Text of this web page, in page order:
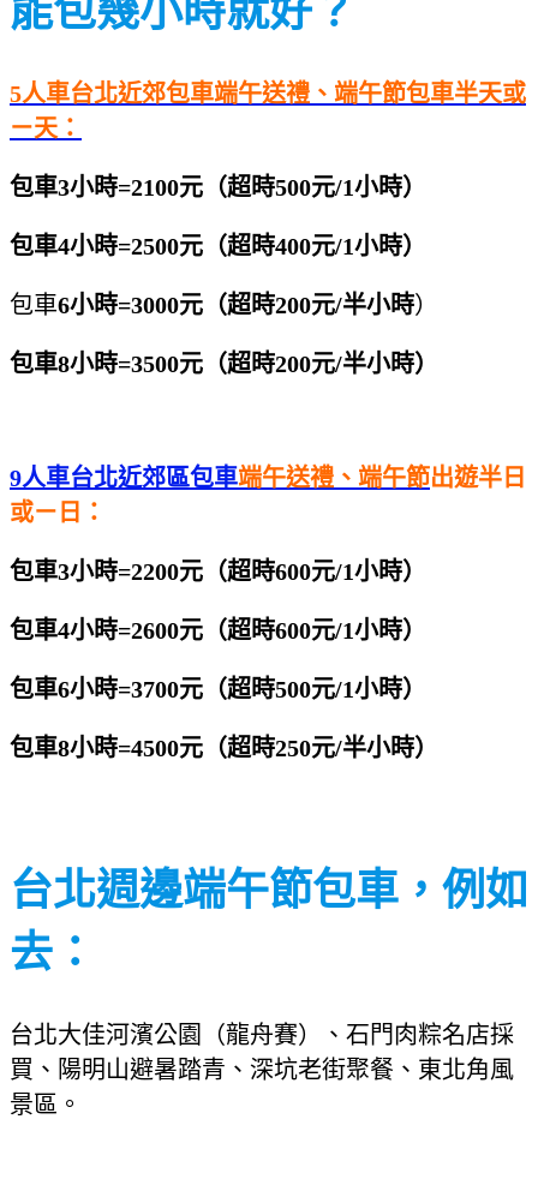
能包幾小時就好？
5人車台北近郊包車端午送禮、端午節包車半天或
ㄧ天：
包車3小時=2100元（超時500元/1小時）
包車4小時=2500元（超時400元/1小時）
包車6小時=3000元（超時200元/半小時）
包車8小時=3500元（超時200元/半小時）
9人車台北近郊區包車端午送禮、端午節出遊半日
或ㄧ日：
包車3小時=2200元（超時600元/1小時）
包車4小時=2600元（超時600元/1小時）
包車6小時=3700元（超時500元/1小時）
包車8小時=4500元（超時250元/半小時）
台北週邊端午節包車，例如
去：
台北大佳河濱公園（龍舟賽）、石門肉粽名店採
買、陽明山避暑踏青、深坑老街聚餐、東北角風
景區。